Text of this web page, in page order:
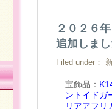
２０２６
追加しま
Filed under：
宝飾品：
ントイドガ
リアアフリ